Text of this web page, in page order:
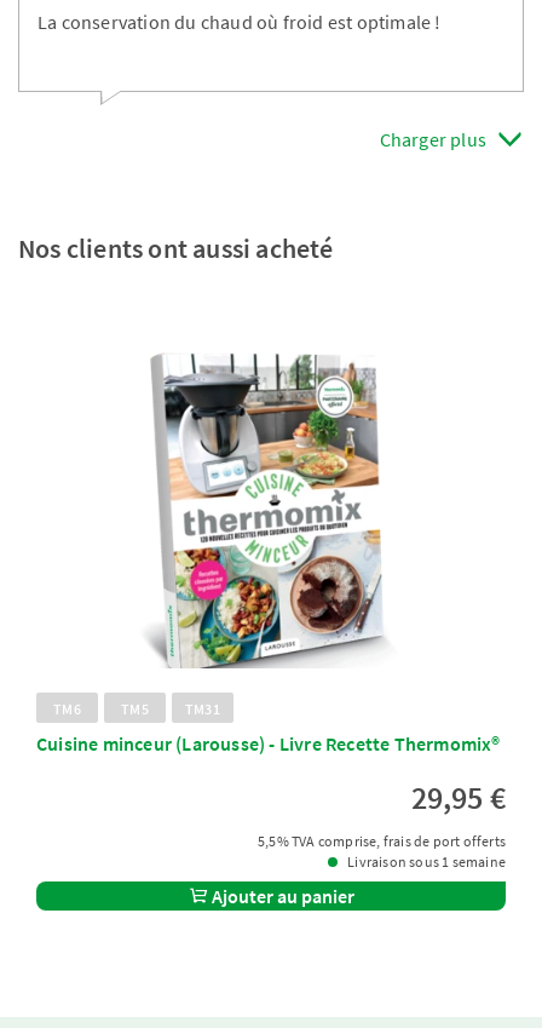
La conservation du chaud où froid est optimale !
Charger plus
Nos clients ont aussi acheté
TM6 TM5 TM31
Cuisine minceur (Larousse) - Livre Recette Thermomix®
29,95 €
5,5% TVA comprise, frais de port offerts
Livraison sous 1 semaine
Ajouter au panier